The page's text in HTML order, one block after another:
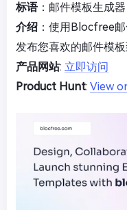
标语：邮件模板生成器
介绍 ：使用Blocfree
发布您喜欢的邮件模
产品网站: 立即访问
Product Hunt: View